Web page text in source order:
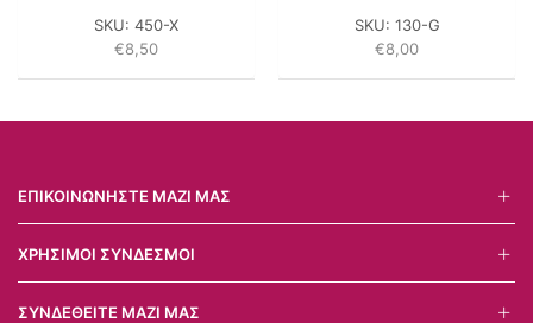
SKU: 450-X
€8,50
SKU: 130-G
€8,00
ΕΠΙΚΟΙΝΩΝΉΣΤΕ ΜΑΖΊ ΜΑΣ
ΧΡΉΣΙΜΟΙ ΣΎΝΔΕΣΜΟΙ
ΣΥΝΔΕΘΕΊΤΕ ΜΑΖΊ ΜΑΣ